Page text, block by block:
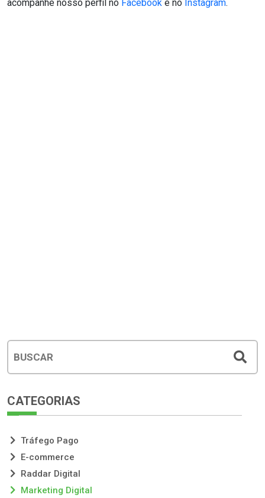
acompanhe nosso perfil no Facebook e no Instagram.
CATEGORIAS
Tráfego Pago
E-commerce
Raddar Digital
Marketing Digital